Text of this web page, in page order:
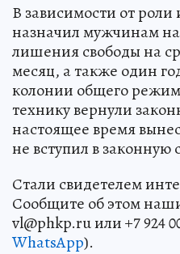
В зависимости от роли
назначил мужчинам
лишения свободы на
месяц, а также один
колонии общего
технику вернули
настоящее время
не вступил в законную
Стали свидетелем
Сообщите об этом
vl@phkp.ru или +7 924
WhatsApp).